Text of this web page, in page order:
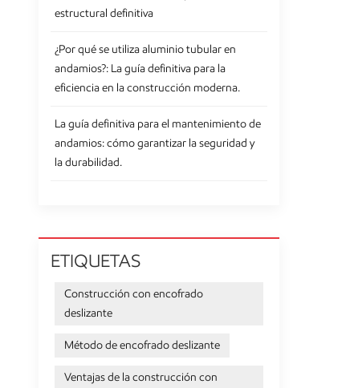
estructural definitiva
¿Por qué se utiliza aluminio tubular en
andamios?: La guía definitiva para la
eficiencia en la construcción moderna.
La guía definitiva para el mantenimiento de
andamios: cómo garantizar la seguridad y
la durabilidad.
ETIQUETAS
Construcción con encofrado
deslizante
Método de encofrado deslizante
Ventajas de la construcción con